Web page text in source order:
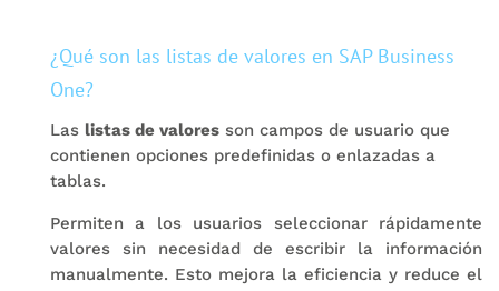
¿Qué son las listas de valores en SAP Business
One?
Las listas de valoresson campos de usuario que
contienen opciones predefinidas o enlazadas a
tablas.
Permiten a los usuarios seleccionar rápidamente
valores sin necesidad de escribir la información
manualmente. Esto mejora la eficiencia y reduce el